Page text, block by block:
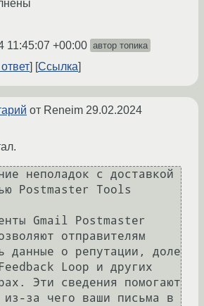
11:45:07 +00:00 автор топика
Ссылка
от Reneim 29.02.2024
неполадок с доставкой
Postmaster Tools
Gmail Postmaster
отправителям
данные о репутации, доле
Loop и других
Эти сведения помогают
из-за чего ваши письма в